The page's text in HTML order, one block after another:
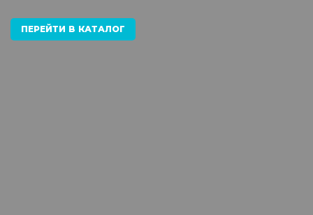
ПЕРЕЙТИ В КАТАЛОГ